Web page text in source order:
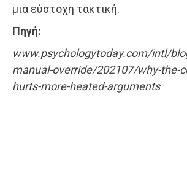
μια εύστοχη τακτική.
Πηγή:
www.psychologytoday.com/intl/
manual-override/202107/why-the-
hurts-more-heated-arguments